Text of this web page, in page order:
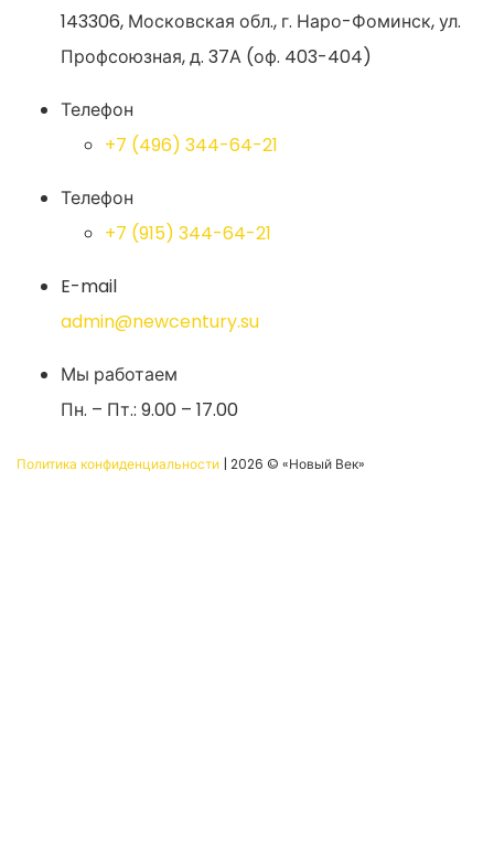
143306, Московская обл., г. Наро-Фоминск, ул.
Профсоюзная, д. 37А (оф. 403-404)
Телефон
+7 (496) 344-64-21
Телефон
+7 (915) 344-64-21
E-mail
admin@newcentury.su
Мы работаем
Пн. – Пт.: 9.00 – 17.00
Политика конфиденциальности | 2026 © «Новый Век»